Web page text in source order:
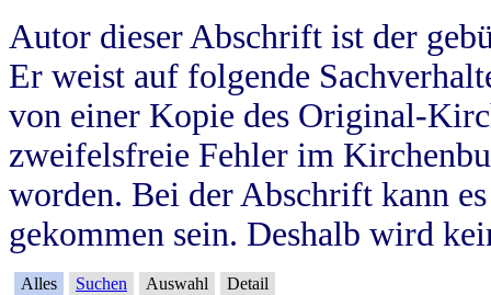
Autor dieser Abschrift ist der
Er weist auf folgende
von einer Kopie des Original-
zweifelsfreie Fehler im
worden. Bei der Abschrift kann
gekommen sein. Deshalb wird
Alles Suchen Auswahl Detail